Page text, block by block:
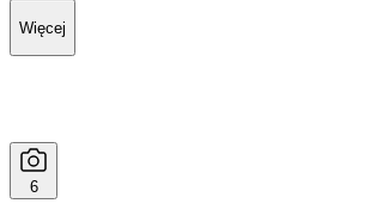
Więcej
6